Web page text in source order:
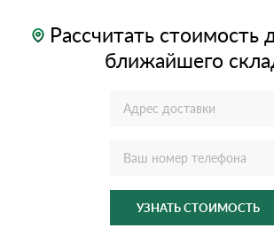
Рассчитать стоимость
ближайшего
УЗНАТЬ СТОИМОСТЬ